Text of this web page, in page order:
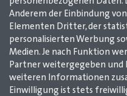
Anderem der Einbindung
Elementen Dritter, der
personalisierten Werbung
Medien. Je nach Funktion
Partner weitergegeben
weiteren Informationen
Einwilligung ist stets
Teilen Twittern